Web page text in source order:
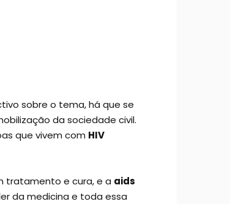
sobre o tema, há que se
da sociedade civil.
que vivem com HIV
tratamento e cura, e a aids
da medicina e toda essa